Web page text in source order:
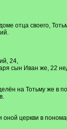
отца своего,
24,
сын Иван же, 22
на Тотьму же в
церкви в